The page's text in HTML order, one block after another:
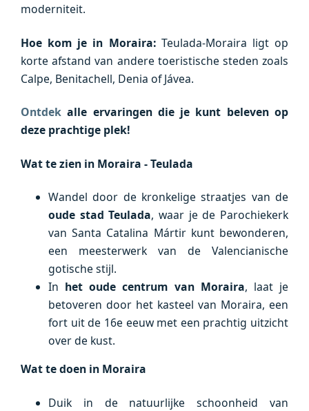
moderniteit.
Hoe kom je in Moraira: Teulada-Moraira ligt op
korte afstand van andere toeristische steden zoals
Calpe, Benitachell, Denia of Jávea.
Ontdek alle ervaringen die je kunt beleven op
deze prachtige plek!
Wat te zien in Moraira - Teulada
Wandel door de kronkelige straatjes van de
oude stad Teulada, waar je de Parochiekerk
van Santa Catalina Mártir kunt bewonderen,
een meesterwerk van de Valencianische
gotische stijl.
In het oude centrum van Moraira, laat je
betoveren door het kasteel van Moraira, een
fort uit de 16e eeuw met een prachtig uitzicht
over de kust.
Wat te doen in Moraira
Duik in de natuurlijke schoonheid van